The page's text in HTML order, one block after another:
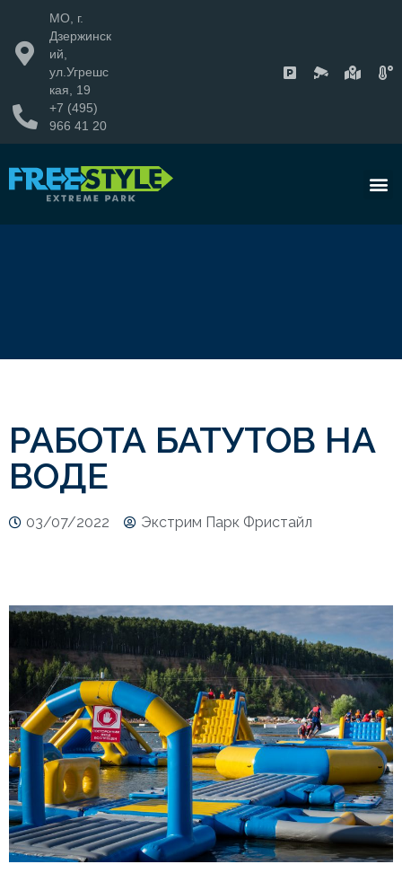
МО, г.
Дзержинск
ий,
ул.Угрешс
кая, 19
+7 (495)
966 41 20
РАБОТА БАТУТОВ НА
ВОДЕ
03/07/2022 Экстрим Парк Фристайл